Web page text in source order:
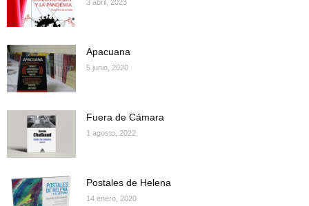
3 abril, 2023
Apacuana
5 junio, 2020
Fuera de Cámara
1 agosto, 2022
Postales de Helena
14 enero, 2020